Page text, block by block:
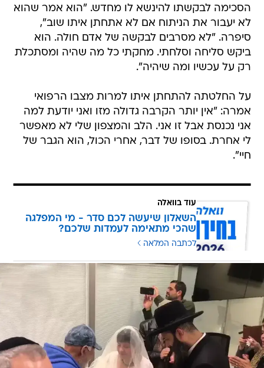
הסכימה לבקשתו להינשא לו מחדש. "הוא אמר שהוא
לא יעבור את הניתוח אם לא אתחתן איתו שוב",
סיפרה. "לא מסרבים לבקשה של אדם חולה. הוא
ביקש סליחה וסלחתי. מחקתי כל מה שהיה ומסתכלת
רק על עכשיו ומה שיהיה".
על החלטתה להתחתן איתו למרות מצבו הרפואי
אמרה: "אין יותר הקרבה גדולה מזו ואני יודעת למה
אני נכנסת אבל זו אני. הלב והמצפון שלי לא מאפשר
לי אחרת. בסופו של דבר, אחרי הכול, הוא הגבר של
חיי".
עוד בוואלה
השאלון שיעשה לכם סדר - מי המפלגה
שהכי מתאימה לעמדות שלכם?
לכתבה המלאה